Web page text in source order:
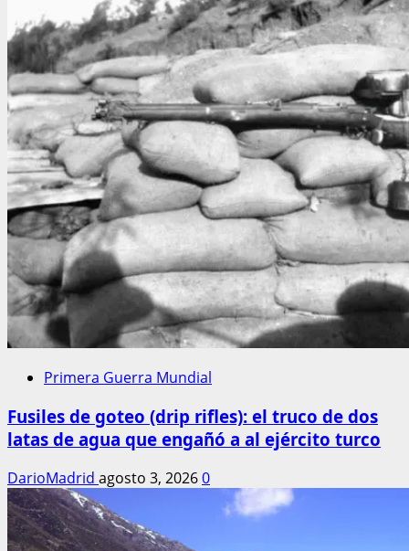
Primera Guerra Mundial
Fusiles de goteo (drip rifles): el truco de dos
latas de agua que engañó a al ejército turco
DarioMadrid agosto 3, 20260